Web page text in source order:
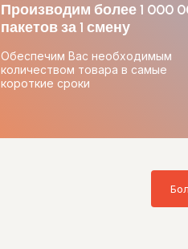
Производим более 1 000
пакетов за 1 смену
Обеспечим Вас необходимым
количеством товара в самые
короткие сроки